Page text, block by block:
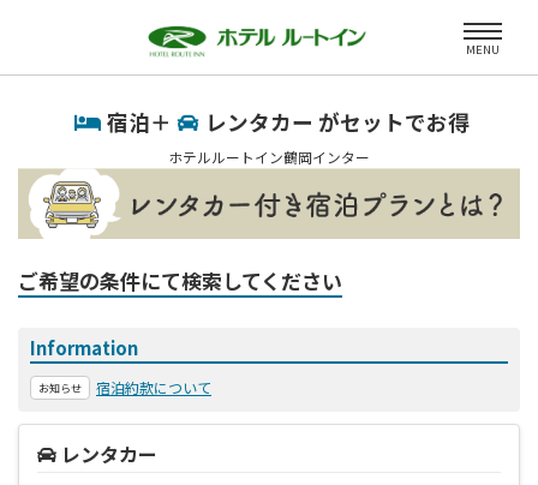
MENU
宿泊＋ レンタカー がセットでお得
ホテルルートイン鶴岡インター
ご希望の条件にて検索してください
Information
お知らせ 宿泊約款について
レンタカー